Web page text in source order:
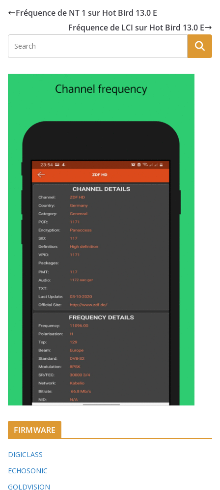
Fréquence de NT 1 sur Hot Bird 13.0 E
Fréquence de LCI sur Hot Bird 13.0 E
FIRMWARE
DIGICLASS
ECHOSONIC
GOLDVISION